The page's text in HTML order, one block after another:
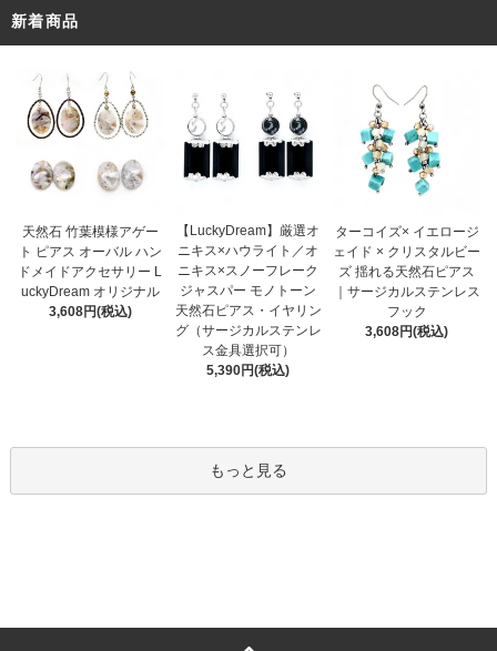
新着商品
天然石 竹葉模様アゲー
ト ピアス オーバル ハン
ドメイドアクセサリー L
uckyDream オリジナル
3,608円(税込)
【LuckyDream】厳選オ
ニキス×ハウライト／オ
ニキス×スノーフレーク
ジャスパー モノトーン
天然石ピアス・イヤリン
グ（サージカルステンレ
ス金具選択可）
5,390円(税込)
ターコイズ× イエロージ
ェイド × クリスタルビー
ズ 揺れる天然石ピアス
｜サージカルステンレス
フック
3,608円(税込)
もっと見る